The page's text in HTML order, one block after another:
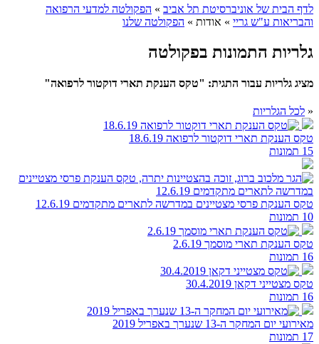
לדף הבית של אוניברסיטת תל אביב » הפקולטה למדעי הרפואה
והבריאות ע"ש גריי » אודות » הפקולטה שלנו
גלריות התמונות בפקולטה
מציג גלריות עבור התגית: "טקס הענקת תארי דוקטור לרפואה"
« לכל הגלריות
טקס הענקת תארי דוקטור לרפואה 18.6.19
15 תמונות
טקס הענקת פרסי מצטיינים במדרשה לתארים מתקדמים 12.6.19
10 תמונות
טקס הענקת תארי מוסמך 2.6.19
16 תמונות
טקס מצטייני דקאן 30.4.2019
16 תמונות
מאירועי יום המחקר ה-13 שנערך באפריל 2019
17 תמונות